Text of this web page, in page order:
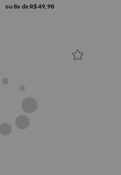
ou 8x de R$ 49,98